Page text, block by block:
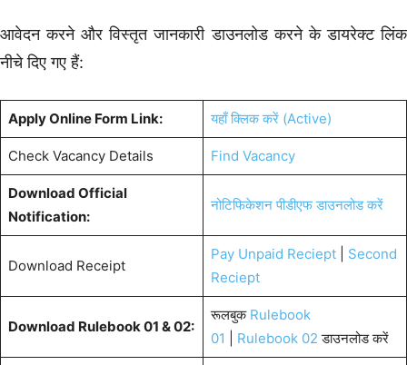
आवेदन करने और विस्तृत जानकारी डाउनलोड करने के डायरेक्ट लिंक
नीचे दिए गए हैं:
Apply Online Form Link: यहाँ क्लिक करें (Active)
Check Vacancy Details Find Vacancy
Download Official
Notification:
नोटिफिकेशन पीडीएफ डाउनलोड करें
Download Receipt
Pay Unpaid Reciept
Second
Reciept
Download Rulebook 01 & 02:
रूलबुक Rulebook
01
Rulebook 02 डाउनलोड करें